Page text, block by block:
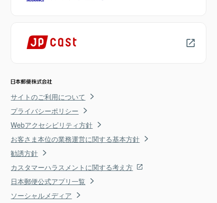
サイトのご利用について
プライバシーポリシー
Webアクセシビリティ方針
お客さま本位の業務運営に関する基本方針
勧誘方針
カスタマーハラスメントに関する考え方
日本郵便公式アプリ一覧
ソーシャルメディア